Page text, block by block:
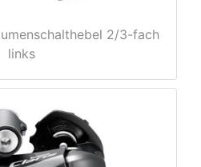
2/3-fach
links